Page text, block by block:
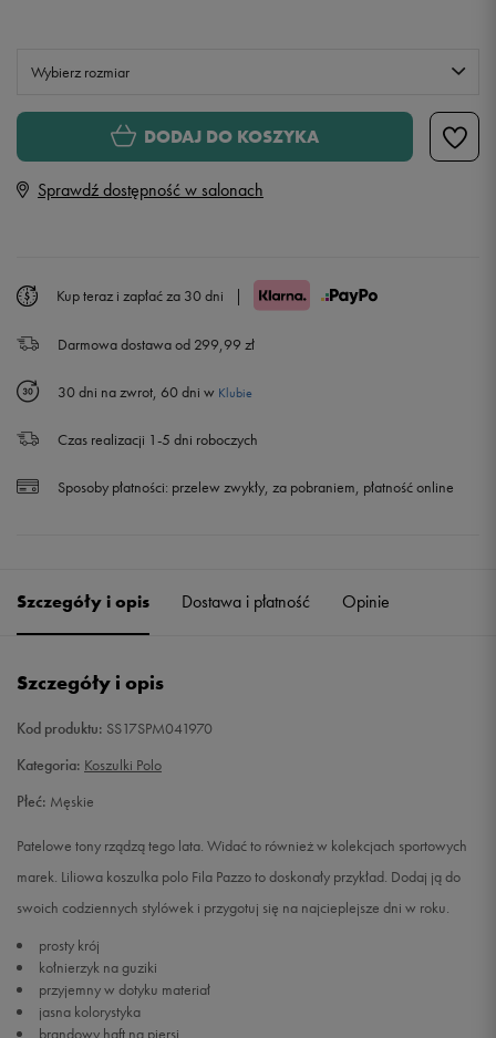
Wybierz rozmiar
M
XL Powiadom o dostępności
Powiadom o dostępności
DODAJ DO KOSZYKA
Sprawdź dostępność w salonach
Kup teraz i zapłać za 30 dni |
Darmowa dostawa od 299,99 zł
30 dni na zwrot, 60 dni w Klubie
Czas realizacji 1-5 dni roboczych
Sposoby płatności: przelew zwykły, za pobraniem, płatność online
Szczegóły i opis Dostawa i płatność Opinie
Szczegóły i opis
Kod produktu: SS17SPM041970
Kategoria: Koszulki Polo
Płeć: Męskie
Patelowe tony rządzą tego lata. Widać to również w kolekcjach sportowych
marek. Liliowa koszulka polo Fila Pazzo to doskonały przykład. Dodaj ją do
swoich codziennych stylówek i przygotuj się na najcieplejsze dni w roku.
prosty krój
kołnierzyk na guziki
przyjemny w dotyku materiał
jasna kolorystyka
brandowy haft na piersi